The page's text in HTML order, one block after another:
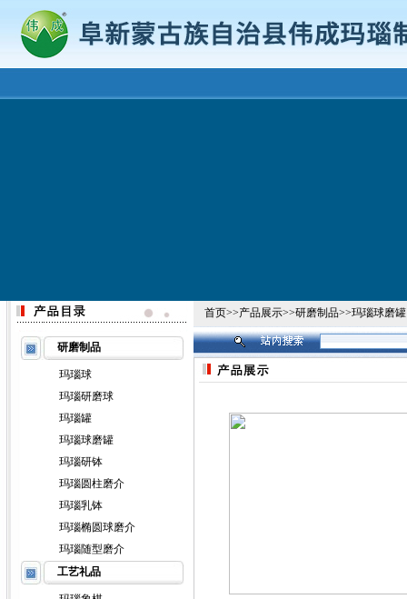
研磨制品
玛瑙球
玛瑙研磨球
玛瑙罐
玛瑙球磨罐
玛瑙研钵
玛瑙圆柱磨介
玛瑙乳钵
玛瑙椭圆球磨介
玛瑙随型磨介
工艺礼品
首页>>产品展示>>研磨制品>>玛瑙球磨罐